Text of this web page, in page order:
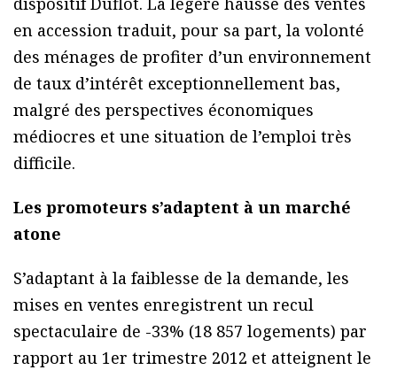
en accession traduit, pour sa part, la volonté
des ménages de profiter d’un environnement
de taux d’intérêt exceptionnellement bas,
malgré des perspectives économiques
médiocres et une situation de l’emploi très
difficile.
Les promoteurs s’adaptent à un marché
atone
S’adaptant à la faiblesse de la demande, les
mises en ventes enregistrent un recul
spectaculaire de -33% (18 857 logements) par
rapport au 1er trimestre 2012 et atteignent le